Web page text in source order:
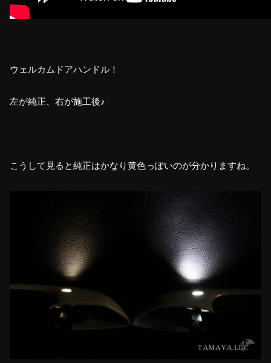
ウェルカムドアハンドル！
左が純正、右が施工後♪
こうして見ると純正はかなり黄色っぽいのが分かりますね。